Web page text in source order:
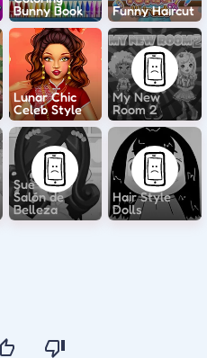
Bunny Book
Funny Haircut
Lunar Chic
Celeb Style
My New
Room 2
Sue en el
Salón de
Belleza
Hair Style
Dolls